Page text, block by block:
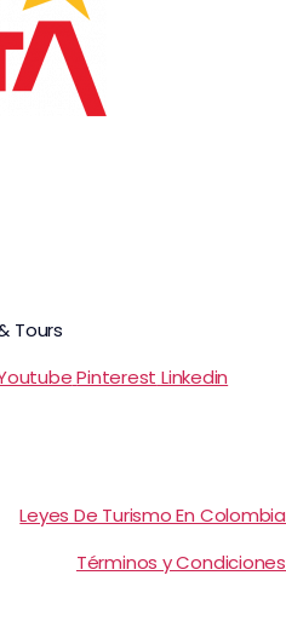
Tours
Pinterest Linkedin
Leyes De Turismo En Colombia
Términos y Condiciones